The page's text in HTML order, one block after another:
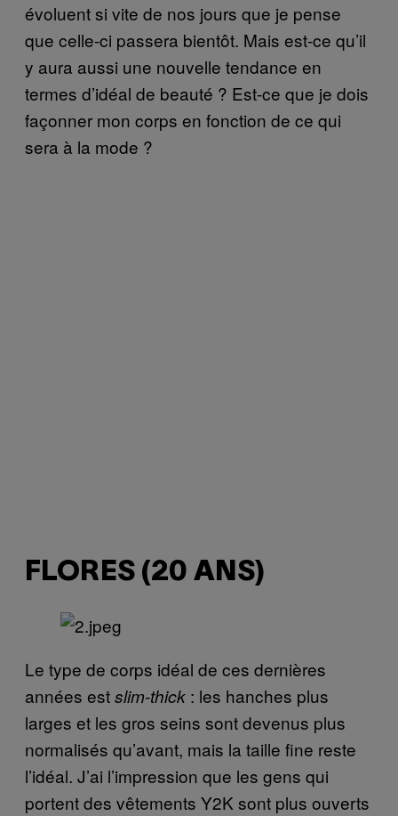
évoluent si vite de nos jours que je pense
que celle-ci passera bientôt. Mais est-ce qu’il
y aura aussi une nouvelle tendance en
termes d’idéal de beauté ? Est-ce que je dois
façonner mon corps en fonction de ce qui
sera à la mode ?
FLORES (20 ANS)
Le type de corps idéal de ces dernières
années estslim-thick : les hanches plus
larges et les gros seins sont devenus plus
normalisés qu’avant, mais la taille fine reste
l’idéal. J’ai l’impression que les gens qui
portent des vêtements Y2K sont plus ouverts